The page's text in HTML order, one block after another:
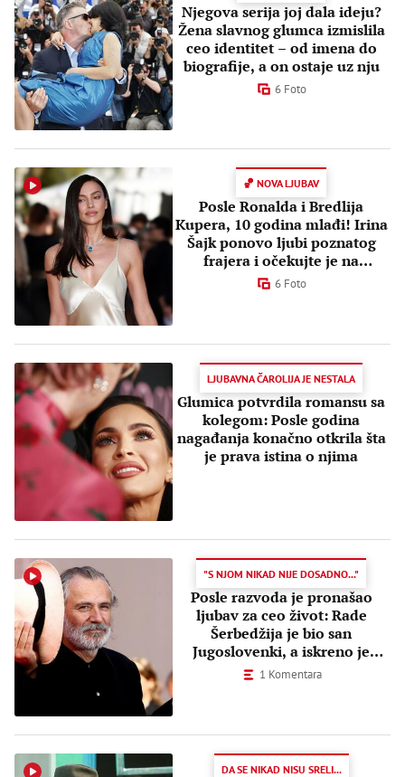
Njegova serija joj dala ideju?
Žena slavnog glumca izmislila
ceo identitet – od imena do
biografije, a on ostaje uz nju
6 Foto
🏀 NOVA LJUBAV
Posle Ronalda i Bredlija
Kupera, 10 godina mlađi! Irina
Šajk ponovo ljubi poznatog
frajera i očekujte je na
utakmicama
6 Foto
LJUBAVNA ČAROLIJA JE NESTALA
Glumica potvrdila romansu sa
kolegom: Posle godina
nagađanja konačno otkrila šta
je prava istina o njima
"S NJOM NIKAD NIJE DOSADNO..."
Posle razvoda je pronašao
ljubav za ceo život: Rade
Šerbedžija je bio san
Jugoslovenki, a iskreno je
voleo samo dve žene
1 Komentara
DA SE NIKAD NISU SRELI...